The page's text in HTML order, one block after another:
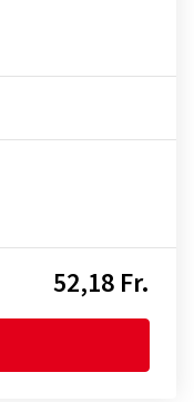
52,18 Fr.